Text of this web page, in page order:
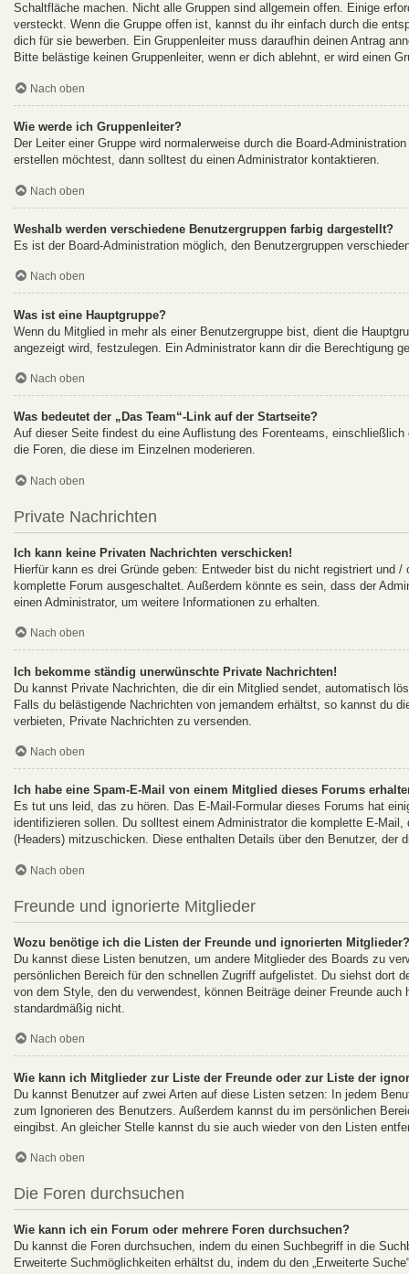
Schaltfläche machen. Nicht alle Gruppen sind allgemein offen. Einige
versteckt. Wenn die Gruppe offen ist, kannst du ihr einfach durch die
dich für sie bewerben. Ein Gruppenleiter muss daraufhin deinen Antrag
Bitte belästige keinen Gruppenleiter, wenn er dich ablehnt, er wird einen
Nach oben
Wie werde ich Gruppenleiter?
Der Leiter einer Gruppe wird normalerweise durch die Board-
erstellen möchtest, dann solltest du einen Administrator kontaktieren.
Nach oben
Weshalb werden verschiedene Benutzergruppen farbig dargestellt?
Es ist der Board-Administration möglich, den Benutzergruppen
Nach oben
Was ist eine Hauptgruppe?
Wenn du Mitglied in mehr als einer Benutzergruppe bist, dient die
angezeigt wird, festzulegen. Ein Administrator kann dir die Berechtigung
Nach oben
Was bedeutet der „Das Team“-Link auf der Startseite?
Auf dieser Seite findest du eine Auflistung des Forenteams,
die Foren, die diese im Einzelnen moderieren.
Nach oben
Private Nachrichten
Ich kann keine Privaten Nachrichten verschicken!
Hierfür kann es drei Gründe geben: Entweder bist du nicht registriert und
komplette Forum ausgeschaltet. Außerdem könnte es sein, dass der
einen Administrator, um weitere Informationen zu erhalten.
Nach oben
Ich bekomme ständig unerwünschte Private Nachrichten!
Du kannst Private Nachrichten, die dir ein Mitglied sendet, automatisch
Falls du belästigende Nachrichten von jemandem erhältst, so kannst du
verbieten, Private Nachrichten zu versenden.
Nach oben
Ich habe eine Spam-E-Mail von einem Mitglied dieses Forums
Es tut uns leid, das zu hören. Das E-Mail-Formular dieses Forums hat
identifizieren sollen. Du solltest einem Administrator die komplette E-
(Headers) mitzuschicken. Diese enthalten Details über den Benutzer,
Nach oben
Freunde und ignorierte Mitglieder
Wozu benötige ich die Listen der Freunde und ignorierten Mitglieder?
Du kannst diese Listen benutzen, um andere Mitglieder des Boards zu
persönlichen Bereich für den schnellen Zugriff aufgelistet. Du siehst dort
von dem Style, den du verwendest, können Beiträge deiner Freunde
standardmäßig nicht.
Nach oben
Wie kann ich Mitglieder zur Liste der Freunde oder zur Liste der
Du kannst Benutzer auf zwei Arten auf diese Listen setzen: In jedem
zum Ignorieren des Benutzers. Außerdem kannst du im persönlichen
eingibst. An gleicher Stelle kannst du sie auch wieder von den Listen
Nach oben
Die Foren durchsuchen
Wie kann ich ein Forum oder mehrere Foren durchsuchen?
Du kannst die Foren durchsuchen, indem du einen Suchbegriff in die
Erweiterte Suchmöglichkeiten erhältst du, indem du den „Erweiterte